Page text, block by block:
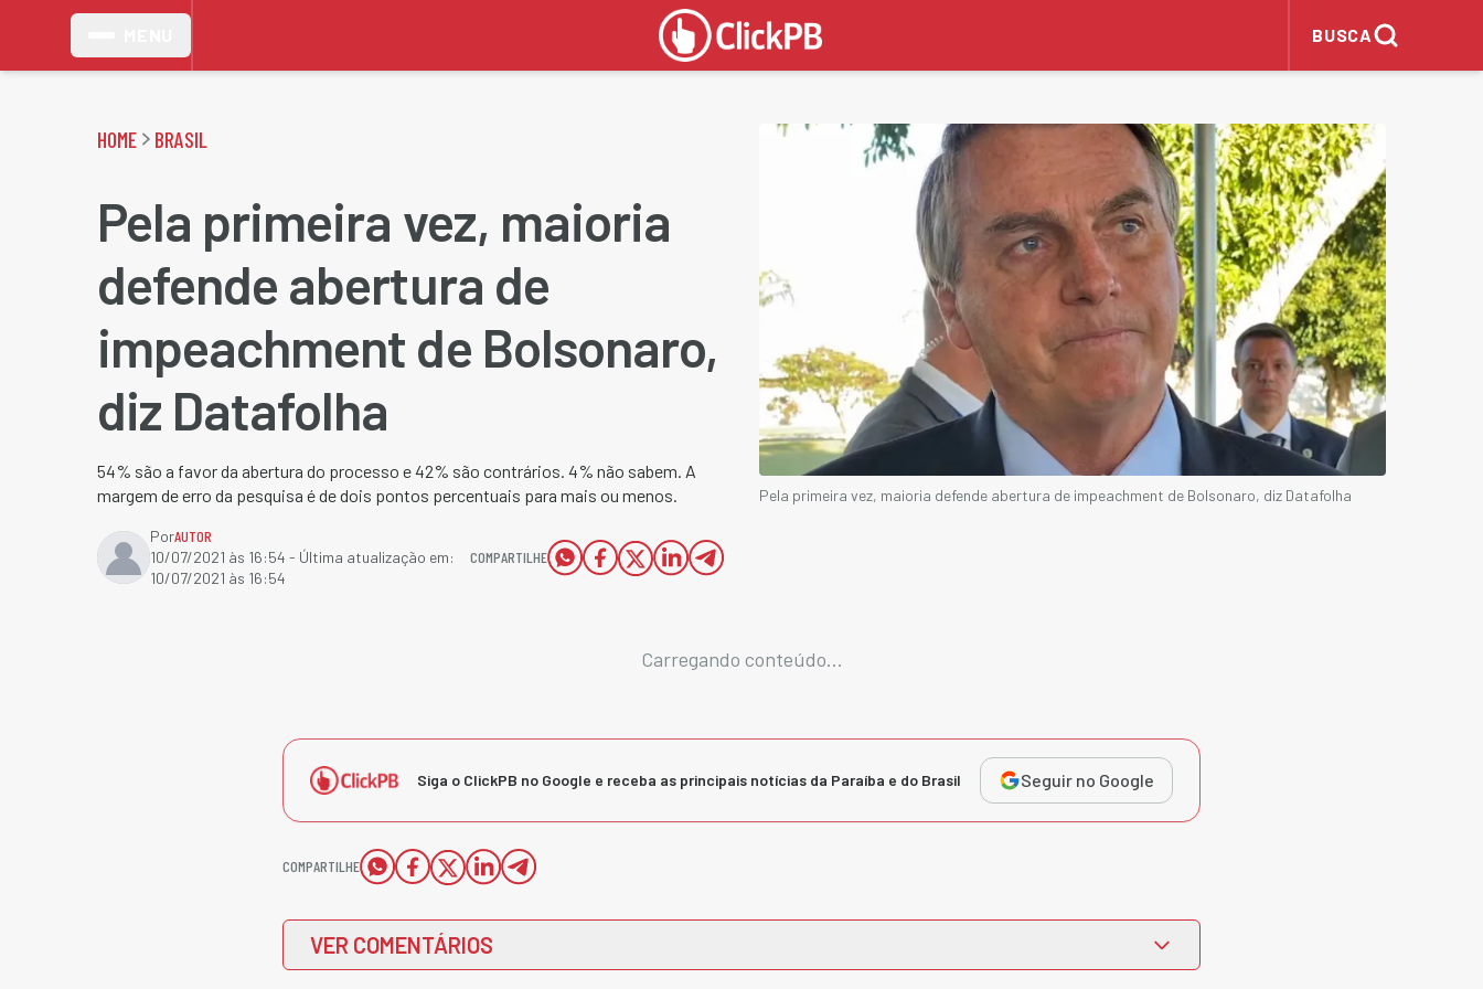
BUSCA
HOME BRASIL
Pela primeira vez, maioria
defende abertura de
impeachment de Bolsonaro,
diz Datafolha
54% são a favor da abertura do processo e 42% são contrários. 4% não sabem. A
margem de erro da pesquisa é de dois pontos percentuais para mais ou menos.
PorAUTOR
10/07/2021 às 16:54 - Última atualização em:
10/07/2021 às 16:54
COMPARTILHE
Pela primeira vez, maioria defende abertura de impeachment de Bolsonaro, diz Datafolha
Carregando conteúdo...
Siga o ClickPB no Google e receba as principais notícias da Paraíba e do Brasil Seguir no Google
COMPARTILHE
VER COMENTÁRIOS